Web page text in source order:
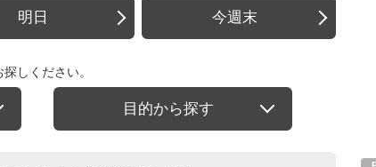
明日 今週末
しください。
目的から探す